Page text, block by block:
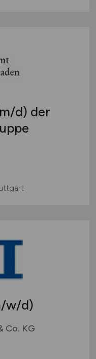
d) der
w/d)
Co. KG